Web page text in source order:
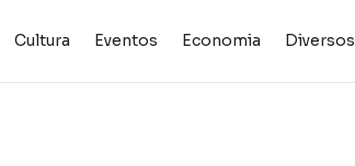
Cultura Eventos Economia Diversos